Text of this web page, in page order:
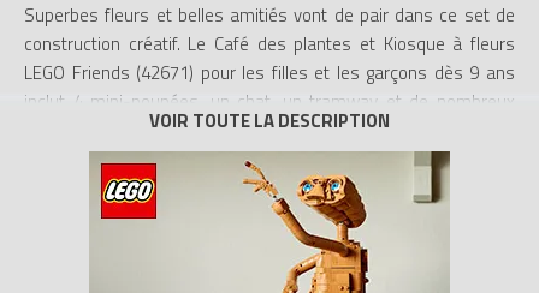
Superbes fleurs et belles amitiés vont de pair dans ce set de
construction créatif. Le Café des plantes et Kiosque à fleurs
LEGO Friends (42671) pour les filles et les garçons dès 9 ans
inclut 4 mini-poupées, un chat, un tramway et de nombreux
accessoires stimulant l’imagination. Ce set animé ravira les
enfants qui aiment les fleurs, les jeux amusants et les beaux
modèles à exposer.
Découvrez une profusion de fleurs et de plantes dans ce set qui
raconte l’histoire d’Aliya, Olly, Nova, Esma et du chat Nugget, qui
adorent se retrouver au kiosque à fleurs et au café. Ce set